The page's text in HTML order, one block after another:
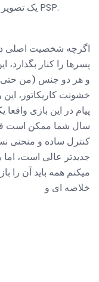
اگرچه شخصیت اصلی
پسرها را کنار
و هر دو جنس (من حتی
سال شما ممکن است
کنترل ساده و منحنی
جدیدتر عالی است،
میکنم همه باید آن را
خلاصه ای و